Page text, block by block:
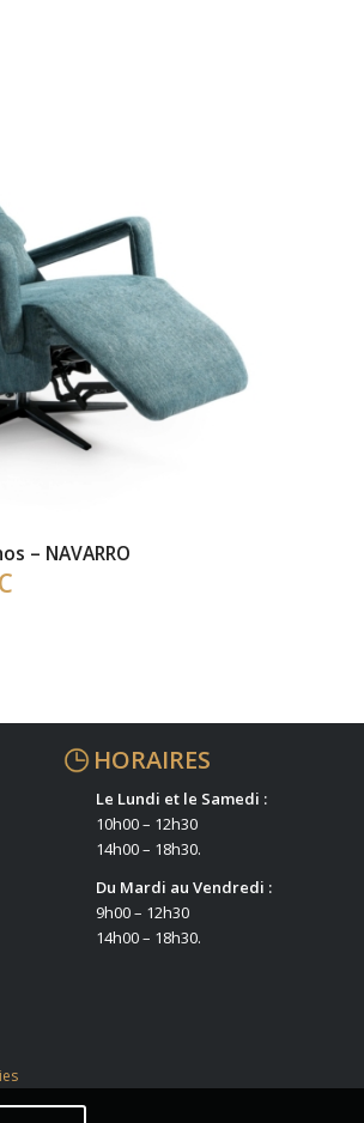
– NAVARRO
HORAIRES
Le Lundi et le Samedi :
10h00 – 12h30
14h00 – 18h30.
Du Mardi au Vendredi :
9h00 – 12h30
14h00 – 18h30.